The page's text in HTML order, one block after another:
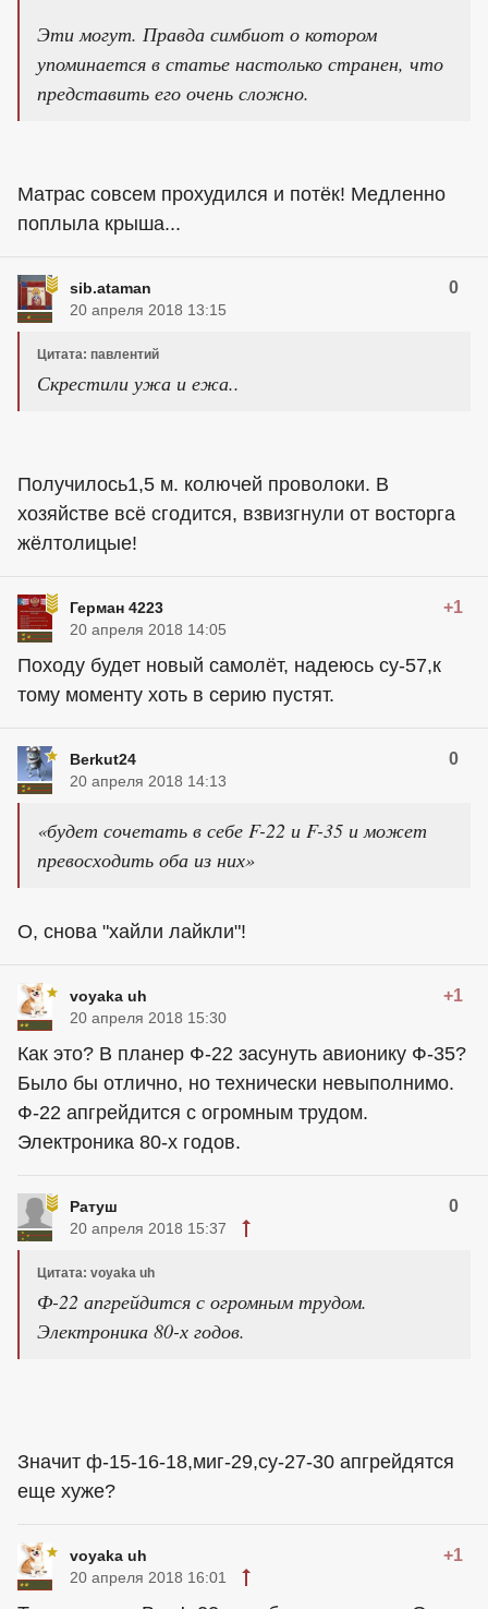
Эти могут. Правда симбиот о котором
упоминается в статье настолько странен, что
представить его очень сложно.
Матрас совсем прохудился и потёк! Медленно
поплыла крыша...
sib.ataman 0
20 апреля 2018 13:15
Цитата: павлентий
Скрестили ужа и ежа..
Получилось1,5 м. колючей проволоки. В
хозяйстве всё сгодится, взвизгнули от восторга
жёлтолицые!
Герман 4223 +1
20 апреля 2018 14:05
Походу будет новый самолёт, надеюсь су-57,к
тому моменту хоть в серию пустят.
Berkut24 0
20 апреля 2018 14:13
«будет сочетать в себе F-22 и F-35 и может
превосходить оба из них»
О, снова "хайли лайкли"!
voyaka uh +1
20 апреля 2018 15:30
Как это? В планер Ф-22 засунуть авионику Ф-35?
Было бы отлично, но технически невыполнимо.
Ф-22 апгрейдится с огромным трудом.
Электроника 80-х годов.
Ратуш 0
20 апреля 2018 15:37
Цитата: voyaka uh
Ф-22 апгрейдится с огромным трудом.
Электроника 80-х годов.
Значит ф-15-16-18,миг-29,су-27-30 апгрейдятся
еще хуже?
voyaka uh +1
20 апреля 2018 16:01